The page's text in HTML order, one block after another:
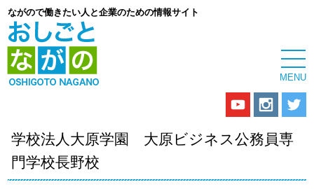
ながので働きたい人と企業のための情報サイト
学校法人大原学園 大原ビジネス公務員専
門学校長野校